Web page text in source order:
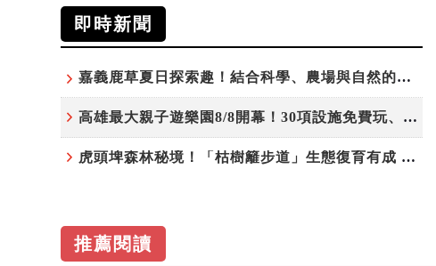
即時新聞
嘉義鹿草夏日探索趣！結合科學、農場與自然的親子小旅行
高雄最大親子遊樂園8/8開幕！30項設施免費玩、YOYO家族嗨翻暑假
虎頭埤森林秘境！「枯樹籬步道」生態復育有成 走進大自然生命教室
推薦閱讀